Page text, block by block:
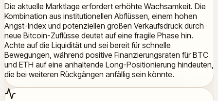
Die aktuelle Marktlage erfordert erhöhte Wachsamkeit. Die
Kombination aus institutionellen Abflüssen, einem hohen
Angst-Index und potenziellen großen Verkaufsdruck durch
neue Bitcoin-Zuflüsse deutet auf eine fragile Phase hin.
Achte auf die Liquidität und sei bereit für schnelle
Bewegungen, während positive Finanzierungsraten für BTC
und ETH auf eine anhaltende Long-Positionierung hindeuten,
die bei weiteren Rückgängen anfällig sein könnte.